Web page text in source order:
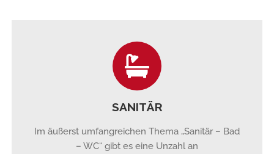
SANITÄR
Im äußerst umfangreichen Thema „Sanitär – Bad
– WC“ gibt es eine Unzahl an